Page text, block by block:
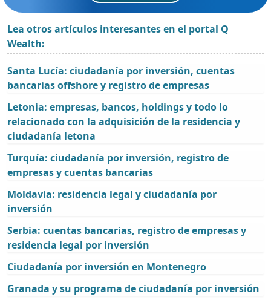
Lea otros artículos interesantes en el portal Q
Wealth:
Santa Lucía: ciudadanía por inversión, cuentas
bancarias offshore y registro de empresas
Letonia: empresas, bancos, holdings y todo lo
relacionado con la adquisición de la residencia y
ciudadanía letona
Turquía: ciudadanía por inversión, registro de
empresas y cuentas bancarias
Moldavia: residencia legal y ciudadanía por
inversión
Serbia: cuentas bancarias, registro de empresas y
residencia legal por inversión
Ciudadanía por inversión en Montenegro
Granada y su programa de ciudadanía por inversión